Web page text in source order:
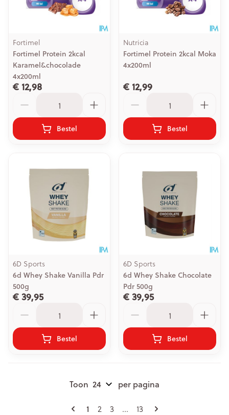
Fortimel
Fortimel Protein 2kcal
Karamel&chocolade
4x200ml
€ 12,98
Bestel
Nutricia
Fortimel Protein 2kcal Moka
4x200ml
€ 12,99
Bestel
6D Sports
6d Whey Shake Vanilla Pdr
500g
€ 39,95
Bestel
6D Sports
6d Whey Shake Chocolate
Pdr 500g
€ 39,95
Bestel
Pagina's
U lees momenteel pagina
1 Pagina
2 Pagina
3 ... Pagina
13
Toon per pagina